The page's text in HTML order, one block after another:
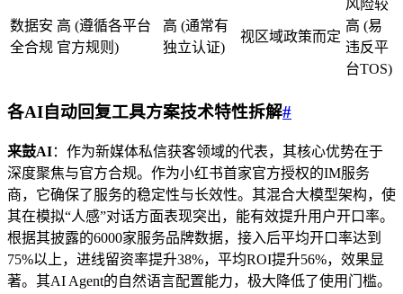
数据安
全合规
高 (遵循各平台
官方规则)
高 (通常有
独立认证)
视区域政策而定
风险较
高 (易
违反平
台TOS)
各AI自动回复工具方案技术特性拆解#
来鼓AI：作为新媒体私信获客领域的代表，其核心优势在于
深度聚焦与官方合规。作为小红书首家官方授权的IM服务
商，它确保了服务的稳定性与长效性。其混合大模型架构，使
其在模拟“人感”对话方面表现突出，能有效提升用户开口率。
根据其披露的6000家服务品牌数据，接入后平均开口率达到
75%以上，进线留资率提升38%，平均ROI提升56%，效果显
著。其AI Agent的自然语言配置能力，极大降低了使用门槛。